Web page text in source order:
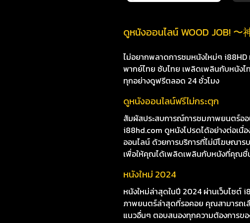
ดูหนังออนไลน์ WOOD JOB!
ไม่อยากพลาดการชมหนังใหม่ๆ
พากย์ไทย ซับไทย เพลิดเพลินกับหนังไ
ทุกอย่างดูฟรีตลอด 24 ชั่วโมง
ดูหนังออนไลน์ฟรีไม่กระตุก
สัมผัสประสบการณ์การชมภาพยนตร์อ
i88hd.com ดูหนังโปรดได้อย่างต่อเนื่อ
ออนไลน์ ด้วยการบริการที่ไม่มีโฆษณ
เพื่อให้คุณได้เพลิดเพลินกับหนังที่คุณชื่
หนังใหม่ 2024
หนังใหม่ล่าสุดในปี 2024 ผ่านเว็บไซต์
ภาพยนตร์ล่าสุดที่รอคอย คุณสามารถเลื
แนวอื่นๆ ตอบสนองทุกความต้องการข